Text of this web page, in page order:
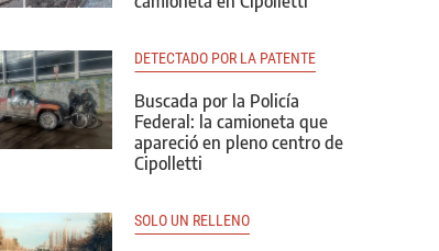
DETECTADO POR LA PATENTE
Buscada por la Policía
Federal: la camioneta que
apareció en pleno centro de
Cipolletti
SOLO UN RELLENO